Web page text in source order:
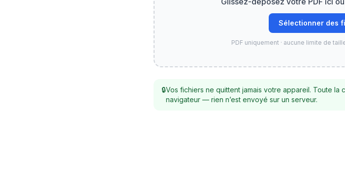
Sélectionner des
PDF uniquement · aucune limite de
🔒Vos fichiers ne quittent jamais votre appareil. Toute
navigateur — rien n’est envoyé sur un serveur.